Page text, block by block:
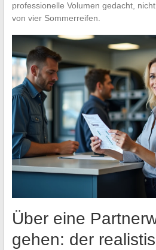
professionelle Volumen gedacht,
von vier Sommerreifen.
Über eine
gehen: der